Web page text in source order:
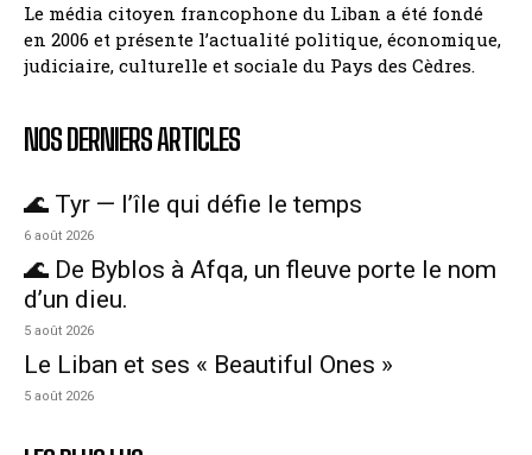
Le média citoyen francophone du Liban a été fondé
en 2006 et présente l’actualité politique, économique,
judiciaire, culturelle et sociale du Pays des Cèdres.
NOS DERNIERS ARTICLES
🌊 Tyr — l’île qui défie le temps
6 août 2026
🌊 De Byblos à Afqa, un fleuve porte le nom
d’un dieu.
5 août 2026
Le Liban et ses « Beautiful Ones »
5 août 2026